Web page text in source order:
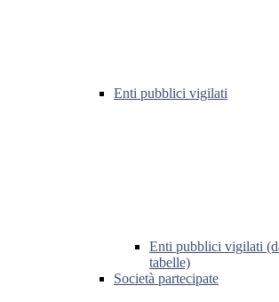
Enti pubblici vigilati
Enti pubblici vigilati
tabelle)
Società partecipate